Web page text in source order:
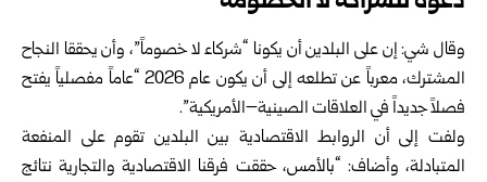
وقال شي: إن على البلدين أن يكونا “شركاء لا خصوماً”، وأن يحققا النجاح
المشترك، معرباً عن تطلعه إلى أن يكون عام 2026 “عاماً مفصلياً يفتح
فصلاً جديداً في العلاقات الصينية–الأمريكية”.
ولفت إلى أن الروابط الاقتصادية بين البلدين تقوم على المنفعة
المتبادلة، وأضاف: “بالأمس، حققت فرقنا الاقتصادية والتجارية نتائج